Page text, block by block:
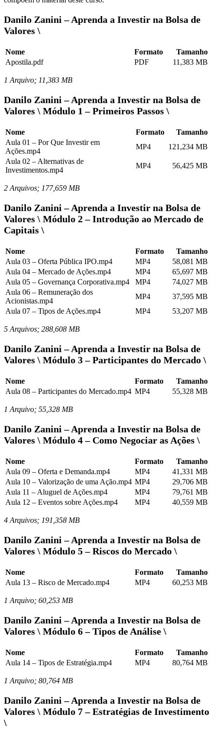
Danilo Zanini – Aprenda a Investir na Bolsa de
Valores \
Nome Formato
Tamanho
Apostila.pdf
PDF 11,383 MB
1 Arquivo; 11,383 MB
Danilo Zanini – Aprenda a Investir na Bolsa de
Valores \ Módulo 1 – Primeiros Passos \
Nome Formato
Tamanho
Aula 01 – Por Que Investir em
Ações.mp4
MP4
121,234 MB
Aula 02 – Alternativas de
Investimentos.mp4
MP4 56,425 MB
2 Arquivos; 177,659 MB
Danilo Zanini – Aprenda a Investir na Bolsa de
Valores \ Módulo 2 – Introdução ao Mercado de
Capitais \
Nome Formato
Tamanho
Aula 03 – Oferta Pública IPO.mp4
MP4
58,081 MB
Aula 04 – Mercado de Ações.mp4
MP4
65,697 MB
Aula 05 – Governança Corporativa.mp4
MP4
74,027 MB
Aula 06 – Remuneração dos
Acionistas.mp4
MP4
37,595 MB
Aula 07 – Tipos de Ações.mp4
MP4 53,207 MB
5 Arquivos; 288,608 MB
Danilo Zanini – Aprenda a Investir na Bolsa de
Valores \ Módulo 3 – Participantes do Mercado \
Nome Formato
Tamanho
Aula 08 – Participantes do Mercado.mp4 MP4 55,328 MB
1 Arquivo; 55,328 MB
Danilo Zanini – Aprenda a Investir na Bolsa de
Valores \ Módulo 4 – Como Negociar as Ações \
Nome Formato
Tamanho
Aula 09 – Oferta e Demanda.mp4
MP4
41,331 MB
Aula 10 – Valorização de uma Ação.mp4 MP4
29,706 MB
Aula 11 – Aluguel de Ações.mp4
MP4
79,761 MB
Aula 12 – Eventos sobre Ações.mp4
MP4 40,559 MB
4 Arquivos; 191,358 MB
Danilo Zanini – Aprenda a Investir na Bolsa de
Valores \ Módulo 5 – Riscos do Mercado \
Nome Formato
Tamanho
Aula 13 – Risco de Mercado.mp4
MP4 60,253 MB
1 Arquivo; 60,253 MB
Danilo Zanini – Aprenda a Investir na Bolsa de
Valores \ Módulo 6 – Tipos de Análise \
Nome Formato
Tamanho
Aula 14 – Tipos de Estratégia.mp4
MP4 80,764 MB
1 Arquivo; 80,764 MB
Danilo Zanini – Aprenda a Investir na Bolsa de
Valores \ Módulo 7 – Estratégias de Investimento
\